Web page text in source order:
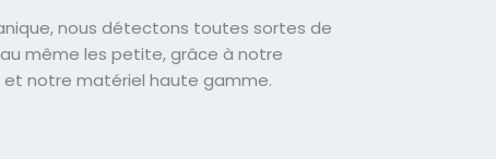
nous détectons toutes sortes de
même les petite, grâce à notre
et notre matériel haute gamme.